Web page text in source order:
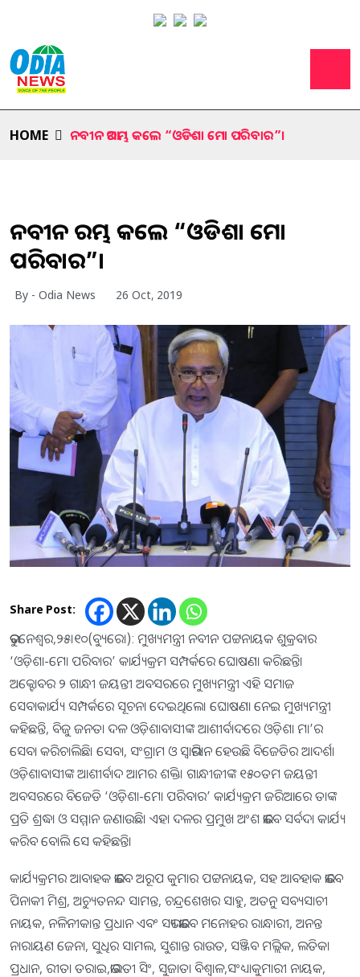
HOME ନବୀନ ଆରମ୍ଭ କଲେ “ଓଡିଶା ମୋ ପରିବାର”।
ନବୀନ ଆରମ୍ଭ କଲେ “ଓଡିଶା ମୋ
ପରିବାର”।
By - Odia News 26 Oct, 2019
Share Post:
ଭୁବନେଶ୍ୱର,୨୫।୧୦(ବ୍ୟୁରୋ): ମୁଖ୍ୟମନ୍ତ୍ରୀ ନବୀନ ପଟ୍ଟନାୟକ ଶୁକ୍ରବାର
‘ଓଡ଼ିଶା-ମୋ ପରିବାର’ କାର୍ଯ୍ୟକ୍ରମ ସମ୍ପର୍କରେ ଘୋଷଣା କରିଛନ୍ତି।
ଅକ୍ଟୋବର ୨ ଗାନ୍ଧୀ ଜୟନ୍ତୀ ଅବସରରେ ମୁଖ୍ୟମନ୍ତ୍ରୀ ଏହି ସମାଜ
ସେବାକାର୍ଯ୍ୟ ସମ୍ପର୍କରେ ସୂଚନା ଦେଇଥିଲେ। ଘୋଷଣା ନେଇ ମୁଖ୍ୟମନ୍ତ୍ରୀ
କହିଛନ୍ତି, ବିଜୁ ଜନତା ଦଳ ଓଡ଼ିଶାବାସୀଙ୍କ ଆଶୀର୍ବାଦରେ ଓଡ଼ିଶା ମା’ର
ସେବା କରିଚାଲିଛି। ସେବା, ସଂଗ୍ରାମ ଓ ସ୍ବାଭିମାନ ହେଉଛି ବିଜେଡିର ଆଦର୍ଶ।
ଓଡ଼ିଶାବାସୀଙ୍କ ଆଶୀର୍ବାଦ ଆମର ଶକ୍ତି। ଗାନ୍ଧୀଜୀଙ୍କ ୧୫୦ତମ ଜୟନ୍ତୀ
ଅବସରରେ ବିଜେଡି ‘ଓଡ଼ିଶା-ମୋ ପରିବାର’ କାର୍ଯ୍ୟକ୍ରମ ଜରିଆରେ ତାଙ୍କ
ପ୍ରତି ଶ୍ରଦ୍ଧା ଓ ସମ୍ମାନ ଜଣାଉଛି। ଏହା ଦଳର ପ୍ରମୁଖ ଅଂଶ ଭାବେ ସର୍ବଦା କାର୍ଯ୍ୟ
କରିବ ବୋଲି ସେ କହିଛନ୍ତି।
କାର୍ଯ୍ୟକ୍ରମର ଆବାହକ ଭାବେ ଅରୂପ କୁମାର ପଟ୍ଟନାୟକ, ସହ ଆବହାକ ଭାବେ
ପିନାକୀ ମିଶ୍ର, ଅଚ୍ୟୁତନନ୍ଦ ସାମନ୍ତ, ଚନ୍ଦ୍ରଶେଖର ସାହୁ, ଅତନୁ ସବ୍ୟସାଚୀ
ନାୟକ, ନଳିନୀକାନ୍ତ ପ୍ରଧାନ ଏବଂ ସଭ୍ୟ ଭାବେ ମନୋହର ରାନ୍ଧାରୀ, ଅନନ୍ତ
ନାରାୟଣ ଜେନା, ସୁଧିର ସାମଲ, ସୁଶାନ୍ତ ରାଉତ, ସଞ୍ଜିବ ମଲ୍ଲିକ, ଲତିକା
ପ୍ରଧାନ, ରୀତା ତରାଇ,ଭାରତୀ ସିଂ, ସୁଜାତା ବିଶ୍ବାଳ,ସଂଧ୍ୟାକୁମାରୀ ନାୟକ,